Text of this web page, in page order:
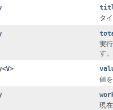
タ
実
す。
<V>
値
現